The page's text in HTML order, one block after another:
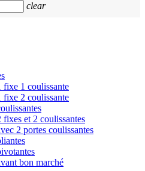
clear
fixe 1 coulissante
fixe 2 coulissante
fixes et 2 coulissantes
2 portes coulissantes
bon marché